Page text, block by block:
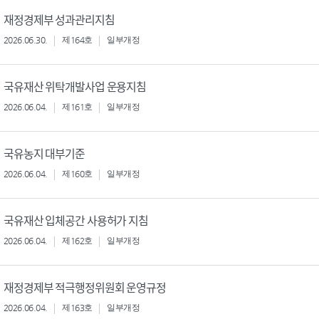
재정경제부 성과관리지침
2026.06.30. 제164호 일부개정
국유재산 위탁개발사업 운용지침
2026.06.04. 제161호 일부개정
국유농지 대부기준
2026.06.04. 제160호 일부개정
국유재산 입체공간 사용허가 지침
2026.06.04. 제162호 일부개정
재정경제부 적극행정위원회 운영규정
2026.06.04. 제163호 일부개정